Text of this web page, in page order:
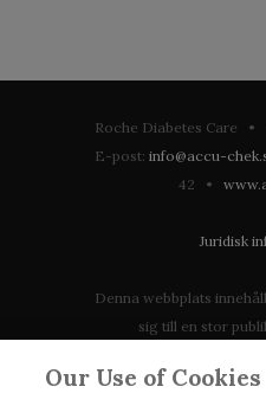
Roche Diabetes Care •
E-post: info@accu-
42 •
Juridisk
Denna webbplats
sig till en stor
tillgänglig eller giltig i ditt
Our Use of Cookies